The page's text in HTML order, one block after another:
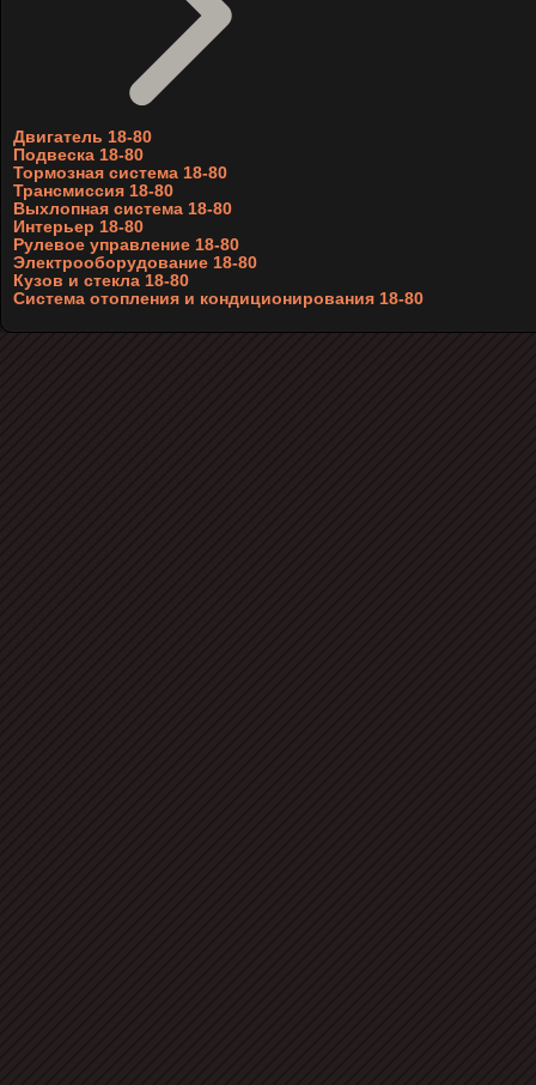
Двигатель 18-80
Подвеска 18-80
Тормозная система 18-80
Трансмиссия 18-80
Выхлопная система 18-80
Интерьер 18-80
Рулевое управление 18-80
Электрооборудование 18-80
Кузов и стекла 18-80
Система отопления и кондиционирования 18-80